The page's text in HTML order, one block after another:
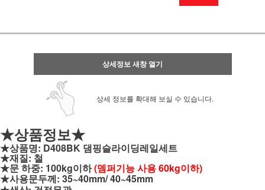
상세정보 새창 열기
상세 정보를 확대해 보실 수 있습니다.
★상품정보★
★상품명: D408BK 댐핑슬라이딩레일세트
★재질: 철
★문 하중: 100kg이하(뎀퍼기능 사용 60kg이하)
★사용문두께: 35~40mm/ 40~45mm